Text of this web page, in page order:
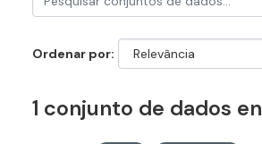
Ordenar por
1 conjunto de dados